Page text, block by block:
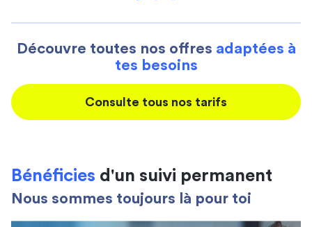
Découvre toutes nos offres adaptées à
tes besoins
Consulte tous nos tarifs
Bénéficies d'un suivi permanent
Nous sommes toujours là pour toi